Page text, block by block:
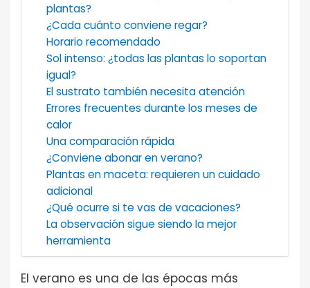
plantas?
¿Cada cuánto conviene regar?
Horario recomendado
Sol intenso: ¿todas las plantas lo soportan
igual?
El sustrato también necesita atención
Errores frecuentes durante los meses de
calor
Una comparación rápida
¿Conviene abonar en verano?
Plantas en maceta: requieren un cuidado
adicional
¿Qué ocurre si te vas de vacaciones?
La observación sigue siendo la mejor
herramienta
El verano es una de las épocas más